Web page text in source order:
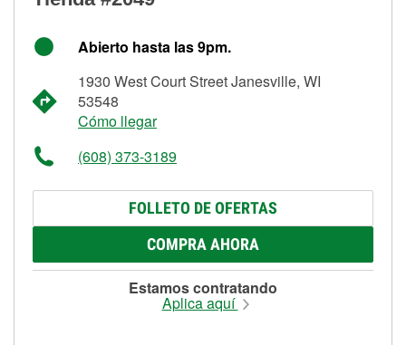
Abierto hasta las 9pm.
1930 West Court Street Janesville, WI
53548
Cómo llegar
(608) 373-3189
FOLLETO DE OFERTAS
COMPRA AHORA
Estamos contratando
Aplica aquí